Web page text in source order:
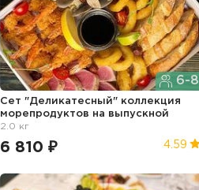
6-8
Сет "Деликатесный" коллекция
морепродуктов на выпускной
2.0 кг
6 810 ₽ 4.59